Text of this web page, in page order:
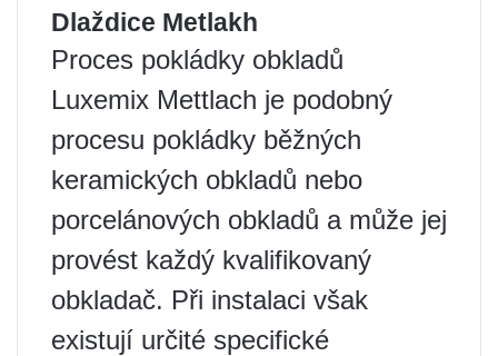
Dlaždice Metlakh
Proces pokládky obkladů
Luxemix Mettlach je podobný
procesu pokládky běžných
keramických obkladů nebo
porcelánových obkladů a může jej
provést každý kvalifikovaný
obkladač. Při instalaci však
existují určité specifické